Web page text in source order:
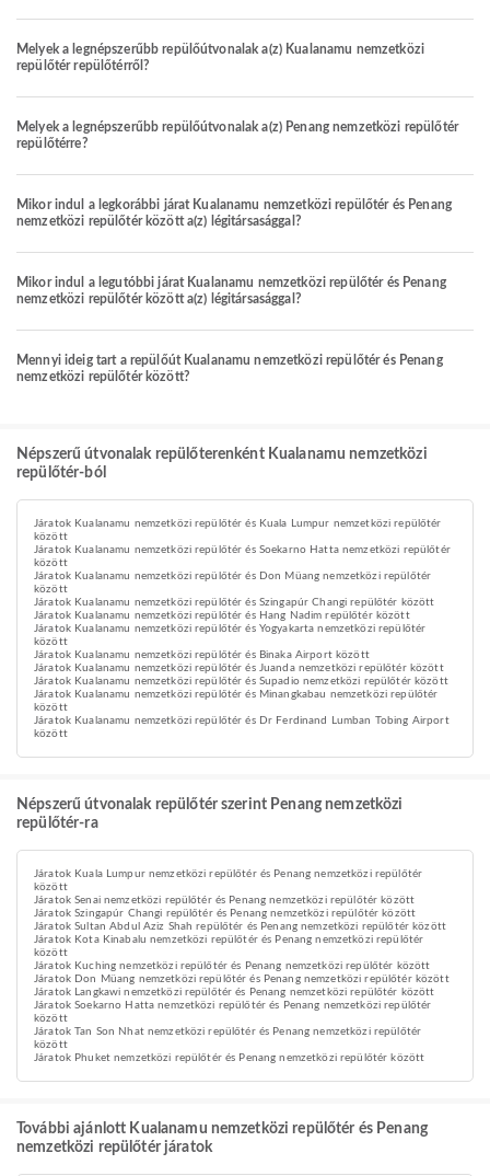
Melyek a legnépszerűbb repülőútvonalak a(z) Kualanamu nemzetközi
repülőtér repülőtérről?
Melyek a legnépszerűbb repülőútvonalak a(z) Penang nemzetközi repülőtér
repülőtérre?
Mikor indul a legkorábbi járat Kualanamu nemzetközi repülőtér és Penang
nemzetközi repülőtér között a(z) légitársasággal?
Mikor indul a legutóbbi járat Kualanamu nemzetközi repülőtér és Penang
nemzetközi repülőtér között a(z) légitársasággal?
Mennyi ideig tart a repülőút Kualanamu nemzetközi repülőtér és Penang
nemzetközi repülőtér között?
Népszerű útvonalak repülőterenként Kualanamu nemzetközi
repülőtér-ból
Járatok Kualanamu nemzetközi repülőtér és Kuala Lumpur nemzetközi repülőtér
között
Járatok Kualanamu nemzetközi repülőtér és Soekarno Hatta nemzetközi repülőtér
között
Járatok Kualanamu nemzetközi repülőtér és Don Müang nemzetközi repülőtér
között
Járatok Kualanamu nemzetközi repülőtér és Szingapúr Changi repülőtér között
Járatok Kualanamu nemzetközi repülőtér és Hang Nadim repülőtér között
Járatok Kualanamu nemzetközi repülőtér és Yogyakarta nemzetközi repülőtér
között
Járatok Kualanamu nemzetközi repülőtér és Binaka Airport között
Járatok Kualanamu nemzetközi repülőtér és Juanda nemzetközi repülőtér között
Járatok Kualanamu nemzetközi repülőtér és Supadio nemzetközi repülőtér között
Járatok Kualanamu nemzetközi repülőtér és Minangkabau nemzetközi repülőtér
között
Járatok Kualanamu nemzetközi repülőtér és Dr Ferdinand Lumban Tobing Airport
között
Népszerű útvonalak repülőtér szerint Penang nemzetközi
repülőtér-ra
Járatok Kuala Lumpur nemzetközi repülőtér és Penang nemzetközi repülőtér
között
Járatok Senai nemzetközi repülőtér és Penang nemzetközi repülőtér között
Járatok Szingapúr Changi repülőtér és Penang nemzetközi repülőtér között
Járatok Sultan Abdul Aziz Shah repülőtér és Penang nemzetközi repülőtér között
Járatok Kota Kinabalu nemzetközi repülőtér és Penang nemzetközi repülőtér
között
Járatok Kuching nemzetközi repülőtér és Penang nemzetközi repülőtér között
Járatok Don Müang nemzetközi repülőtér és Penang nemzetközi repülőtér között
Járatok Langkawi nemzetközi repülőtér és Penang nemzetközi repülőtér között
Járatok Soekarno Hatta nemzetközi repülőtér és Penang nemzetközi repülőtér
között
Járatok Tan Son Nhat nemzetközi repülőtér és Penang nemzetközi repülőtér
között
Járatok Phuket nemzetközi repülőtér és Penang nemzetközi repülőtér között
További ajánlott Kualanamu nemzetközi repülőtér és Penang
nemzetközi repülőtér járatok